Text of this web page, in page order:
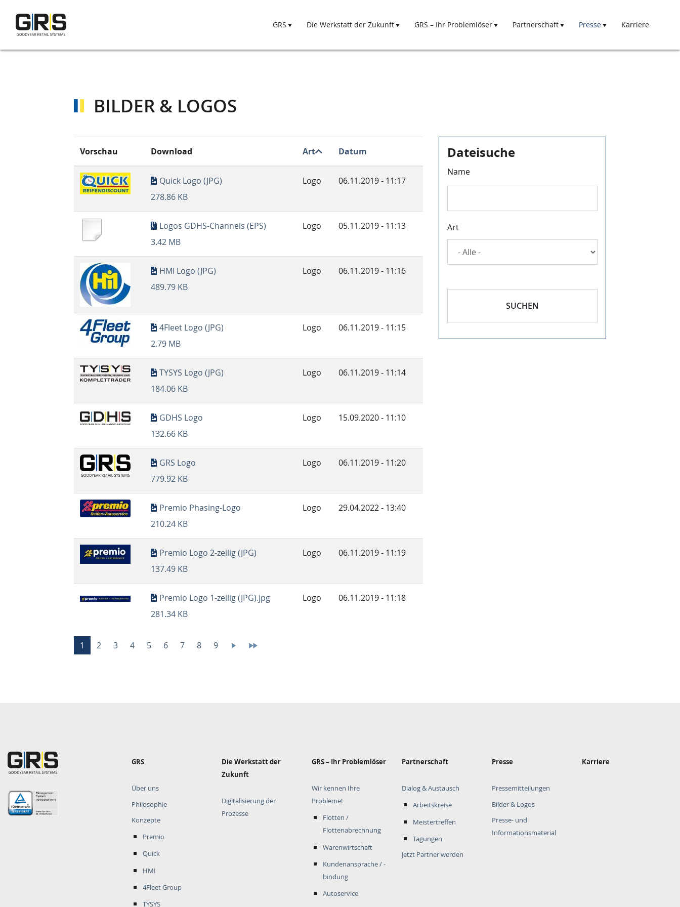
Direkt
Hauptnavigation
GRS Die Werkstatt der Zukunft GRS – Ihr Problemlöser Partnerschaft Presse Karriere
BILDER & LOGOS
Dateisuche
Name
Art
SUCHEN
Vorschau Download Art Datum
Quick Logo (JPG)
278.86 KB
Logo 06.11.2019 - 11:17
Logos GDHS-Channels (EPS)
3.42 MB
Logo 05.11.2019 - 11:13
HMI Logo (JPG)
489.79 KB
Logo 06.11.2019 - 11:16
4Fleet Logo (JPG)
2.79 MB
Logo 06.11.2019 - 11:15
TYSYS Logo (JPG)
184.06 KB
Logo 06.11.2019 - 11:14
GDHS Logo
132.66 KB
Logo 15.09.2020 - 11:10
GRS Logo
779.92 KB
Logo 06.11.2019 - 11:20
Premio Phasing-Logo
210.24 KB
Logo 29.04.2022 - 13:40
Premio Logo 2-zeilig (JPG)
137.49 KB
Logo 06.11.2019 - 11:19
Premio Logo 1-zeilig (JPG).jpg
281.34 KB
Logo 06.11.2019 - 11:18
Seitennummerierung
Aktuelle
Seite
1 Page
2 Page
3 Page
4 Page
5 Page
6 Page
7 Page
8 Page
9
NächsteLetzte
HauptnavigationGRS
Über uns
Philosophie
Konzepte
Premio
Quick
HMI
4Fleet Group
TYSYS
Die Werkstatt der
Zukunft
Digitalisierung der
Prozesse
GRS – Ihr Problemlöser
Wir kennen Ihre
Probleme!
Flotten /
Flottenabrechnung
Warenwirtschaft
Kundenansprache / -
bindung
Autoservice
Partnerschaft
Dialog & Austausch
Arbeitskreise
Meistertreffen
Tagungen
Jetzt Partner werden
Presse
Pressemitteilungen
Bilder & Logos
Presse- und
Informationsmaterial
Karriere